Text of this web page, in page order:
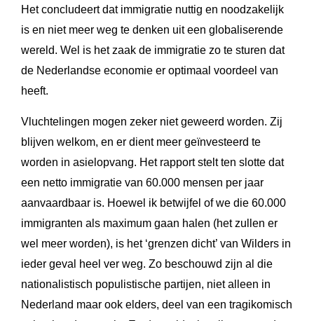
Het concludeert dat immigratie nuttig en noodzakelijk
is en niet meer weg te denken uit een globaliserende
wereld. Wel is het zaak de immigratie zo te sturen dat
de Nederlandse economie er optimaal voordeel van
heeft.
Vluchtelingen mogen zeker niet geweerd worden. Zij
blijven welkom, en er dient meer geïnvesteerd te
worden in asielopvang. Het rapport stelt ten slotte dat
een netto immigratie van 60.000 mensen per jaar
aanvaardbaar is. Hoewel ik betwijfel of we die 60.000
immigranten als maximum gaan halen (het zullen er
wel meer worden), is het ‘grenzen dicht’ van Wilders in
ieder geval heel ver weg. Zo beschouwd zijn al die
nationalistisch populistische partijen, niet alleen in
Nederland maar ook elders, deel van een tragikomisch